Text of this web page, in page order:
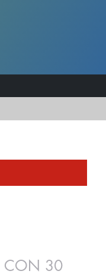
CON 30